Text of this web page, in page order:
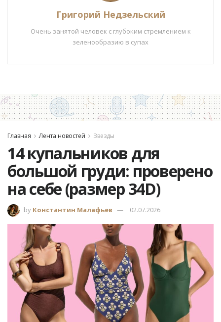
Григорий Недзельский
Очень занятой человек с глубоким стремлением к
зеленообразию в супах
Главная Лента новостей Звезды
14 купальников для
большой груди: проверено
на себе (размер 34D)
by Константин Малафьев 02.07.2026